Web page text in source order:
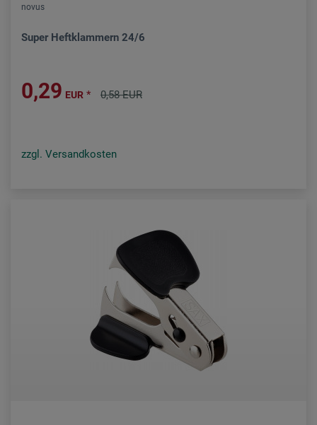
novus
Super Heftklammern 24/6
0,29 EUR * 0,58 EUR
zzgl. Versandkosten